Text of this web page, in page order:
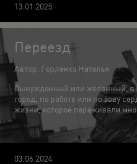
13.01.2025
Переезд
Автор: Горленко Наталья
Вынужденный или желанный, в
город, по работе или по зову
жизни, которое переживали
03.06.2024